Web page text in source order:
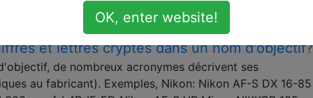
et lettres cryptés dans un nom d'objectif?
de nombreux acronymes décrivent ses
au fabricant). Exemples, Nikon: Nikon AF-S DX 16-
OK, enter website!